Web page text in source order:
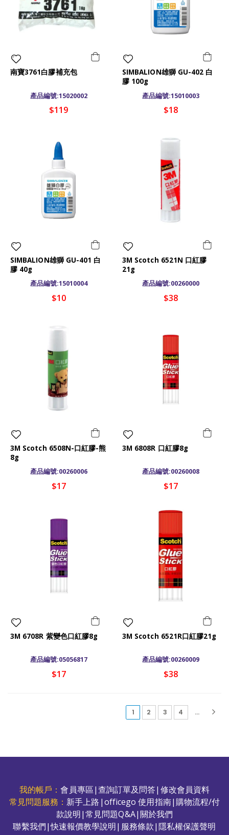
南寶3761白膠補充包
產品編號:15020002
$119
SIMBALION雄獅 GU-402 白
膠 100g
產品編號:15010003
$18
SIMBALION雄獅 GU-401 白
膠 40g
產品編號:15010004
$10
3M Scotch 6521N 口紅膠
21g
產品編號:00260000
$38
3M Scotch 6508N-口紅膠-熊
8g
產品編號:00260006
$17
3M 6808R 口紅膠8g
產品編號:00260008
$17
3M 6708R 紫變色口紅膠8g
產品編號:05056817
$17
3M Scotch 6521R口紅膠21g
產品編號:00260009
$38
1(current)
2 3 4 ...
我的帳戶：會員專區|查詢訂單及問答| 修改會員資料
常見問題服務： 新手上路 |officego 使用指南|購物流程/付
款說明|常見問題Q&A|關於我們
聯繫我們|快速報價教學說明| 服務條款|隱私權保護聲明